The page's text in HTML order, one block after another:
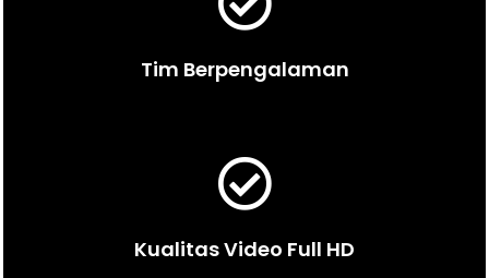
Tim Berpengalaman
Kualitas Video Full HD